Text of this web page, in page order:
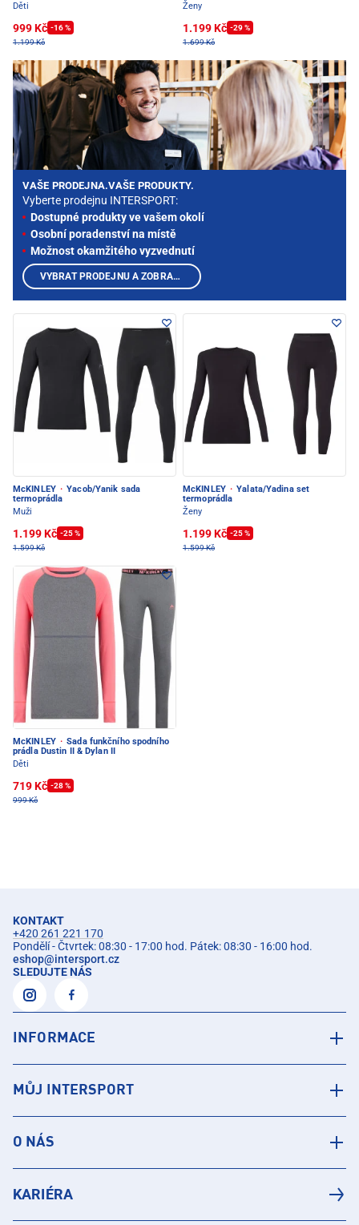
Děti
999 Kč -16 %
1.199 Kč
Ženy
1.199 Kč -29 %
1.699 Kč
McKINLEY · Yacob/Yanik sada
termoprádla
Muži
1.199 Kč -25 %
1.599 Kč
McKINLEY · Yalata/Yadina set
termoprádla
Ženy
1.199 Kč -25 %
1.599 Kč
McKINLEY · Sada funkčního spodního
prádla Dustin II & Dylan II
Děti
719 Kč -28 %
999 Kč
VAŠE PRODEJNA.VAŠE PRODUKTY.
Vyberte prodejnu INTERSPORT:
Dostupné produkty ve vašem okolí
Osobní poradenství na místě
Možnost okamžitého vyzvednutí
VYBRAT PRODEJNU A ZOBRAZIT PRODUKTY
KONTAKT
+420 261 221 170
Pondělí - Čtvrtek: 08:30 - 17:00 hod. Pátek: 08:30 - 16:00 hod.
eshop@intersport.cz
SLEDUJTE NÁS
INFORMACE
MŮJ INTERSPORT
O NÁS
KARIÉRA